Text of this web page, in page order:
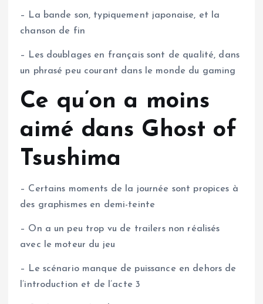
– La bande son, typiquement japonaise, et la
chanson de fin
– Les doublages en français sont de qualité, dans
un phrasé peu courant dans le monde du gaming
Ce qu’on a moins
aimé dans Ghost of
Tsushima
– Certains moments de la journée sont propices à
des graphismes en demi-teinte
– On a un peu trop vu de trailers non réalisés
avec le moteur du jeu
– Le scénario manque de puissance en dehors de
l’introduction et de l’acte 3